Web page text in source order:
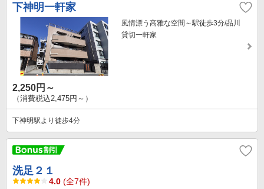
下神明一軒家
風情漂う高雅な空間～駅徒歩3分/品川
貸切一軒家
2,250円～
（消費税込2,475円～）
下神明駅より徒歩4分
洗足２１
4.0 (全7件)